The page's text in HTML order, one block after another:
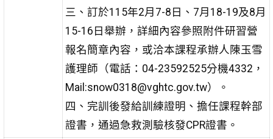
三、訂於115年2月7-8日、7月18-19及8月
15-16日舉辦，詳細內容參照附件研習營
報名簡章內容，或洽本課程承辦人陳玉雪
護理師（電話：04-23592525分機4332，
Mail:snow0318@vghtc.gov.tw）。
四、完訓後發給訓練證明、擔任課程幹部
證書，通過急救測驗核發CPR證書。